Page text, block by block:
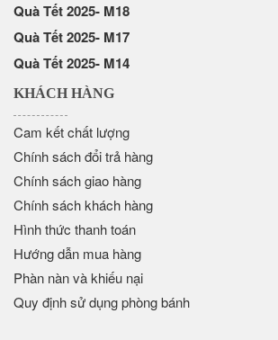
Quà Tết 2025- M18
Quà Tết 2025- M17
Quà Tết 2025- M14
KHÁCH HÀNG
Cam kết chất lượng
Chính sách đổi trả hàng
Chính sách giao hàng
Chính sách khách hàng
Hình thức thanh toán
Hướng dẫn mua hàng
Phàn nàn và khiếu nại
Quy định sử dụng phòng bánh